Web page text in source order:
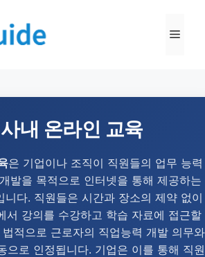
내 온라인 교육
은 기업이나 조직이 직원들의 업무 능력
발을 목적으로 인터넷을 통해 제공하는
니다. 직원들은 시간과 장소의 제약 없이
서 강의를 수강하고 학습 자료에 접근할
적으로 근로자의 직업능력 개발 의무와
으로 인정됩니다. 기업은 이를 통해 직원